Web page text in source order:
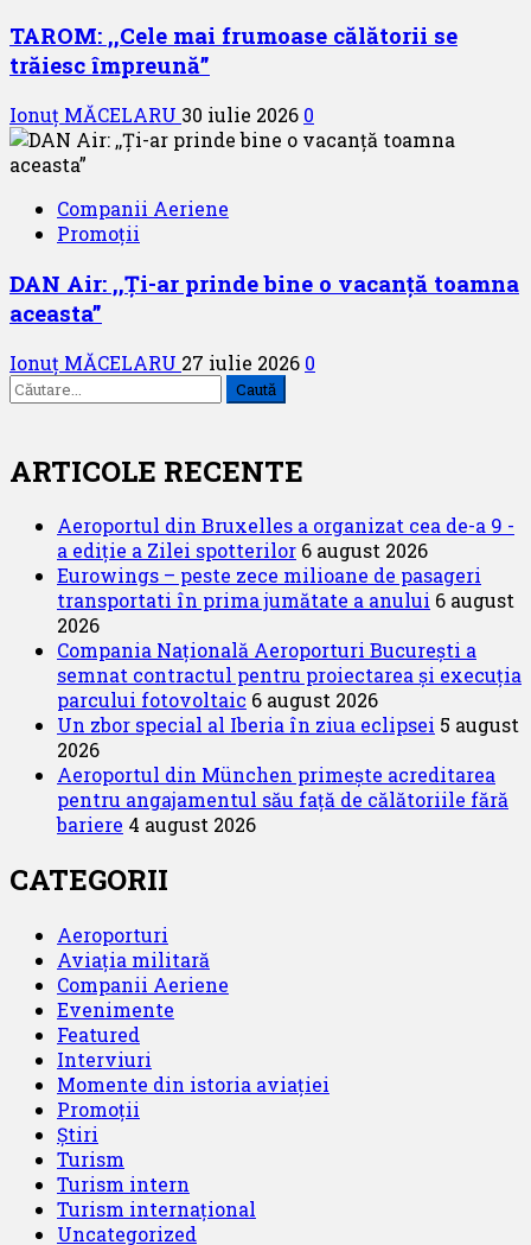
TAROM: ,,Cele mai frumoase călătorii se
trăiesc împreună”
Ionuț MĂCELARU 30 iulie 2026 0
Companii Aeriene
Promoții
DAN Air: ,,Ți-ar prinde bine o vacanță toamna
aceasta”
Ionuț MĂCELARU 27 iulie 2026 0
Caută
după:
ARTICOLE RECENTE
Aeroportul din Bruxelles a organizat cea de-a 9 -
a ediție a Zilei spotterilor 6 august 2026
Eurowings – peste zece milioane de pasageri
transportati în prima jumătate a anului 6 august
2026
Compania Națională Aeroporturi București a
semnat contractul pentru proiectarea și execuția
parcului fotovoltaic 6 august 2026
Un zbor special al Iberia în ziua eclipsei 5 august
2026
Aeroportul din München primește acreditarea
pentru angajamentul său față de călătoriile fără
bariere 4 august 2026
CATEGORII
Aeroporturi
Aviația militară
Companii Aeriene
Evenimente
Featured
Interviuri
Momente din istoria aviației
Promoții
Știri
Turism
Turism intern
Turism internațional
Uncategorized